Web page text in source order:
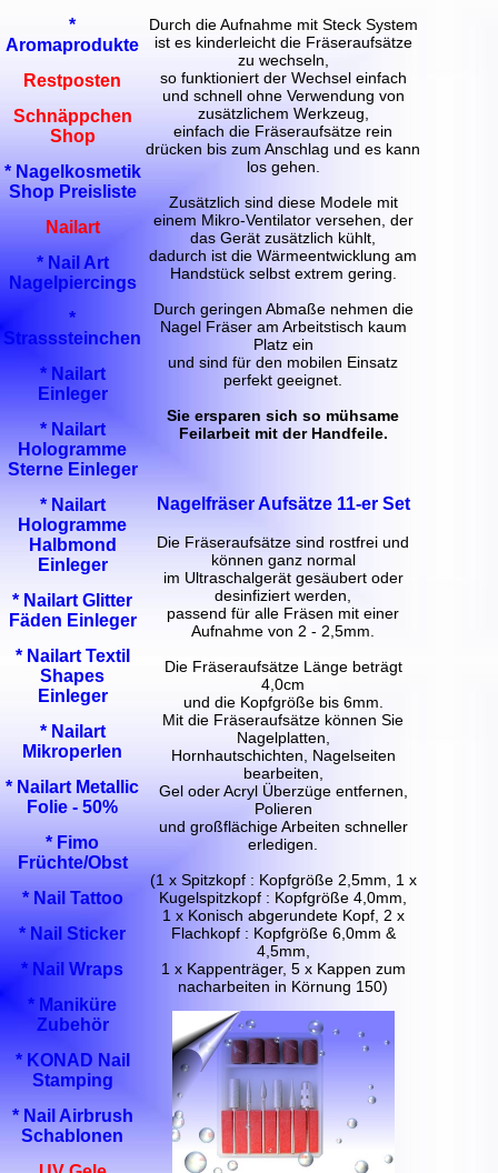
*
Aromaprodukte
Restposten
Schnäppchen
Shop
* Nagelkosmetik
Shop Preisliste
Nailart
* Nail Art
Nagelpiercings
*
Strasssteinchen
* Nailart
Einleger
* Nailart
Hologramme
Sterne Einleger
* Nailart
Hologramme
Halbmond
Einleger
* Nailart Glitter
Fäden Einleger
* Nailart Textil
Shapes
Einleger
* Nailart
Mikroperlen
* Nailart Metallic
Folie - 50%
* Fimo
Früchte/Obst
* Nail Tattoo
* Nail Sticker
* Nail Wraps
* Maniküre
Zubehör
* KONAD Nail
Stamping
* Nail Airbrush
Schablonen
Durch die Aufnahme mit Steck System
ist es kinderleicht die Fräseraufsätze
zu wechseln,
so funktioniert der Wechsel einfach
und schnell ohne Verwendung von
zusätzlichem Werkzeug,
einfach die Fräseraufsätze rein
drücken bis zum Anschlag und es kann
los gehen.
Zusätzlich sind diese Modele mit
einem Mikro-Ventilator versehen, der
das Gerät zusätzlich kühlt,
dadurch ist die Wärmeentwicklung am
Handstück selbst extrem gering.
Durch geringen Abmaße nehmen die
Nagel Fräser am Arbeitstisch kaum
Platz ein
und sind für den mobilen Einsatz
perfekt geeignet.
Sie ersparen sich so mühsame
Feilarbeit mit der Handfeile.
Nagelfräser Aufsätze 11-er Set
Die Fräseraufsätze sind rostfrei und
können ganz normal
im Ultraschalgerät gesäubert oder
desinfiziert werden,
passend für alle Fräsen mit einer
Aufnahme von 2 - 2,5mm.
Die Fräseraufsätze Länge beträgt
4,0cm
und die Kopfgröße bis 6mm.
Mit die Fräseraufsätze können Sie
Nagelplatten,
Hornhautschichten, Nagelseiten
bearbeiten,
Gel oder Acryl Überzüge entfernen,
Polieren
und großflächige Arbeiten schneller
erledigen.
(1 x Spitzkopf : Kopfgröße 2,5mm, 1 x
Kugelspitzkopf : Kopfgröße 4,0mm,
1 x Konisch abgerundete Kopf, 2 x
Flachkopf : Kopfgröße 6,0mm &
4,5mm,
1 x Kappenträger, 5 x Kappen zum
nacharbeiten in Körnung 150)